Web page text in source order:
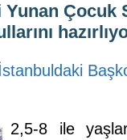
Yunan Çocuk
2,5-8 ile